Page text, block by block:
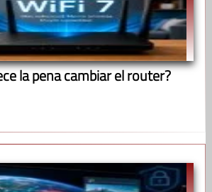
la pena cambiar el router?